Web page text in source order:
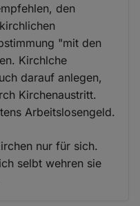
den
"mit den
Kirchlche
darauf anlegen,
Kirchenaustritt.
Arbeitslosengeld.
nur für sich.
selbt wehren sie